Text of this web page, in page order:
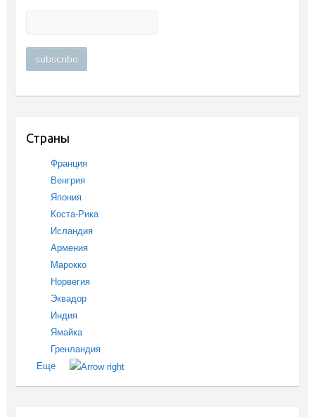
Страны
Франция
Венгрия
Япония
Коста-Рика
Исландия
Армения
Марокко
Норвегия
Эквадор
Индия
Ямайка
Гренландия
Еще